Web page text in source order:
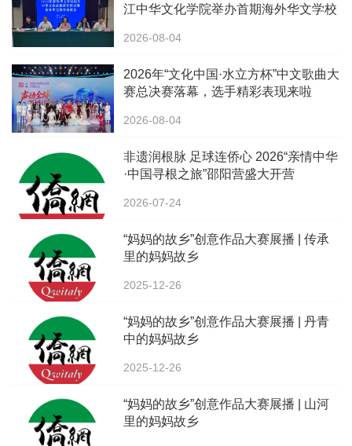
江中华文化学院举办首期海外华文学校
2026-08-04
2026年“文化中国·水立方杯”中文歌曲大
赛总决赛落幕，选手精彩表现来啦
2026-08-04
非遗润根脉 足球连侨心 2026“亲情中华
·中国寻根之旅”邵阳营盛大开营
2026-07-24
“妈妈的故乡”创意作品大赛展播 | 传承
里的妈妈故乡
2025-12-26
“妈妈的故乡”创意作品大赛展播 | 丹青
中的妈妈故乡
2025-12-26
“妈妈的故乡”创意作品大赛展播 | 山河
里的妈妈故乡